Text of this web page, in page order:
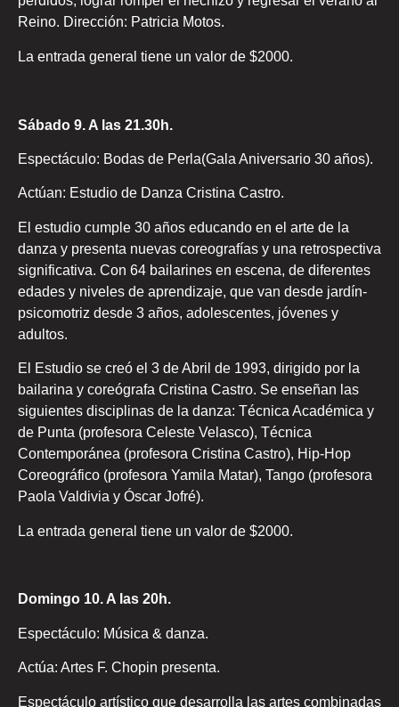
Reino. Dirección: Patricia Motos.
La entrada general tiene un valor de $2000.
Sábado 9. A las 21.30h.
Espectáculo: Bodas de Perla(Gala Aniversario 30 años).
Actúan: Estudio de Danza Cristina Castro.
El estudio cumple 30 años educando en el arte de la
danza y presenta nuevas coreografías y una retrospectiva
significativa. Con 64 bailarines en escena, de diferentes
edades y niveles de aprendizaje, que van desde jardín-
psicomotriz desde 3 años, adolescentes, jóvenes y
adultos.
El Estudio se creó el 3 de Abril de 1993, dirigido por la
bailarina y coreógrafa Cristina Castro. Se enseñan las
siguientes disciplinas de la danza: Técnica Académica y
de Punta (profesora Celeste Velasco), Técnica
Contemporánea (profesora Cristina Castro), Hip-Hop
Coreográfico (profesora Yamila Matar), Tango (profesora
Paola Valdivia y Óscar Jofré).
La entrada general tiene un valor de $2000.
Domingo 10. A las 20h.
Espectáculo: Música & danza.
Actúa: Artes F. Chopin presenta.
Espectáculo artístico que desarrolla las artes combinadas